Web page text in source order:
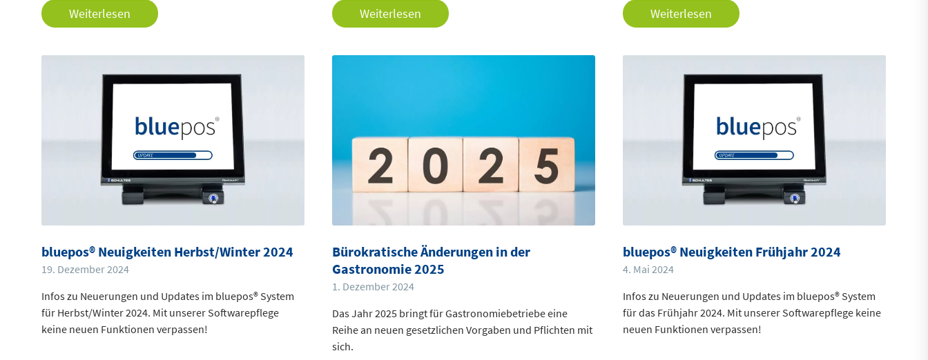
Weiterlesen Weiterlesen Weiterlesen
bluepos® Neuigkeiten Herbst/Winter 2024
19. Dezember 2024
Infos zu Neuerungen und Updates im bluepos® System
für Herbst/Winter 2024. Mit unserer Softwarepflege
keine neuen Funktionen verpassen!
Bürokratische Änderungen in der
Gastronomie 2025
1. Dezember 2024
Das Jahr 2025 bringt für Gastronomiebetriebe eine
Reihe an neuen gesetzlichen Vorgaben und Pflichten mit
sich.
bluepos® Neuigkeiten Frühjahr 2024
4. Mai 2024
Infos zu Neuerungen und Updates im bluepos® System
für das Frühjahr 2024. Mit unserer Softwarepflege keine
neuen Funktionen verpassen!